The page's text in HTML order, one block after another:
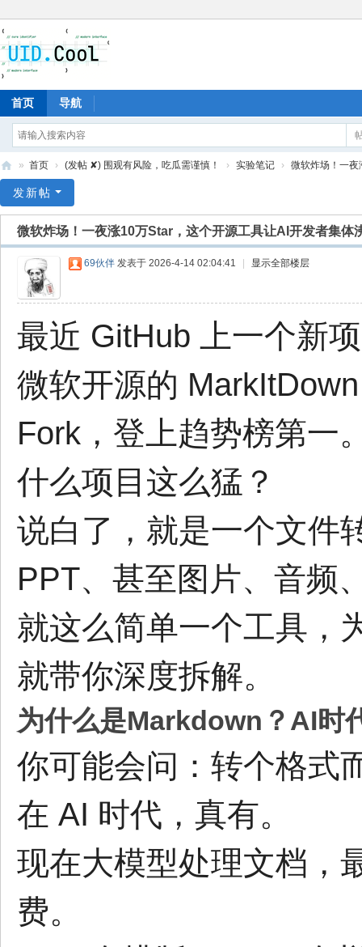
首页 导航
爱
» 首页 › (发帖 ✘) 围观有风险，吃瓜需谨慎！ › 实验笔记 › 微软炸场！一夜
发新帖
微软炸场！一夜涨10万Star，这个开源工具让AI开发者集体
69伙伴 发表于 2026-4-14 02:04:41 显示全部楼层
最近 GitHub 上一个新
微软开源的
Fork，登上趋势榜第一
什么项目这么猛？
说白了，就是一个文
PPT、甚至图片、音频
就这么简单一个工具，
就带你深度拆解。
为什么是Markdown？AI时
你可能会问：转个格式
在 AI 时代，真有。
现在大模型处理文档，
费。